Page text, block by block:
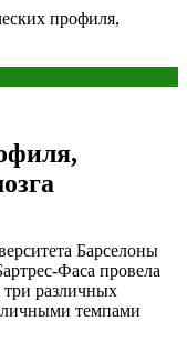
профиля,
Барселоны
Фаса провела
три различных
темпами